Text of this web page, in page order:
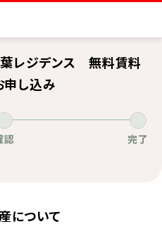
葉レジデンス 無料賃料
し込み
認 完了
について